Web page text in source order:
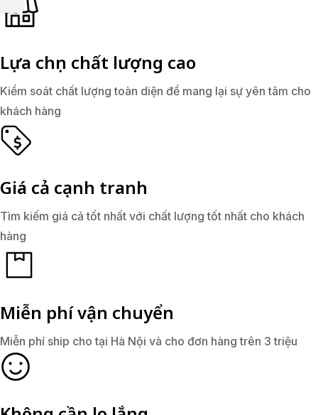
Lựa chọn chất lượng cao
Kiểm soát chất lượng toàn diện để mang lại sự yên tâm cho
khách hàng
Giá cả cạnh tranh
Tìm kiếm giá cả tốt nhất với chất lượng tốt nhất cho khách
hàng
Miễn phí vận chuyển
Miễn phí ship cho tại Hà Nội và cho đơn hàng trên 3 triệu